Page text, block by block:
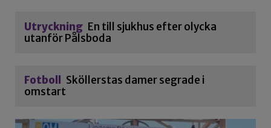
Utryckning En till sjukhus efter olycka
utanför Pålsboda
Fotboll
Sköllerstas damer segrade i
omstart